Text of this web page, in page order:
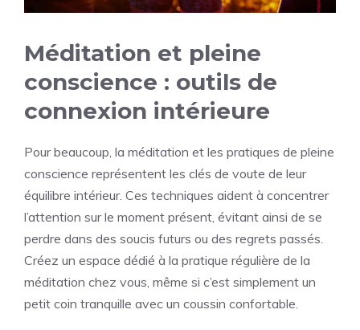
Méditation et pleine
conscience : outils de
connexion intérieure
Pour beaucoup, la méditation et les pratiques de pleine
conscience représentent les clés de voute de leur
équilibre intérieur. Ces techniques aident à concentrer
l’attention sur le moment présent, évitant ainsi de se
perdre dans des soucis futurs ou des regrets passés.
Créez un espace dédié à la pratique régulière de la
méditation chez vous, même si c’est simplement un
petit coin tranquille avec un coussin confortable.